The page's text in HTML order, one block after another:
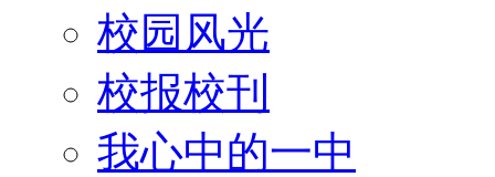
校园风光
校报校刊
我心中的一中